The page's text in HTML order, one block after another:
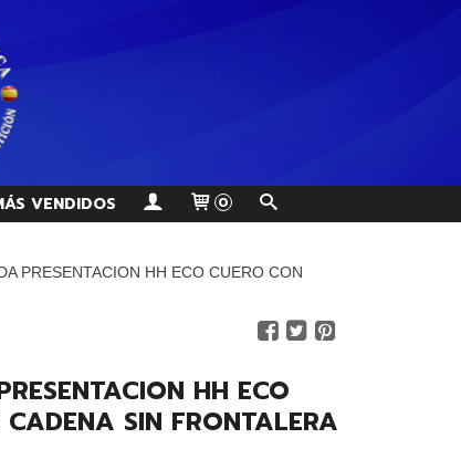
VENDIDOS 0
PRESENTACION HH ECO CUERO CON
HH ECO
SIN FRONTALERA